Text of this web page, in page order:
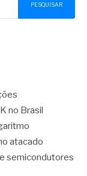
PESQUISAR
no Brasil
atacado
semicondutores